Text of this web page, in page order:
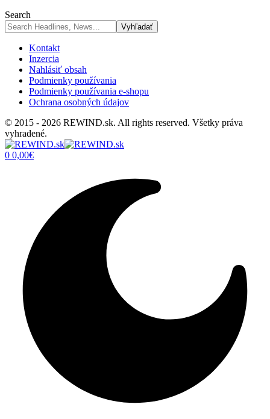
Search
Kontakt
Inzercia
Nahlásiť obsah
Podmienky používania
Podmienky používania e-shopu
Ochrana osobných údajov
© 2015 - 2026 REWIND.sk. All rights reserved. Všetky práva
vyhradené.
0 0,00€